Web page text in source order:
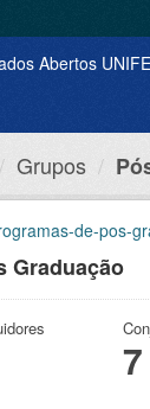
Grupos
Graduação
7